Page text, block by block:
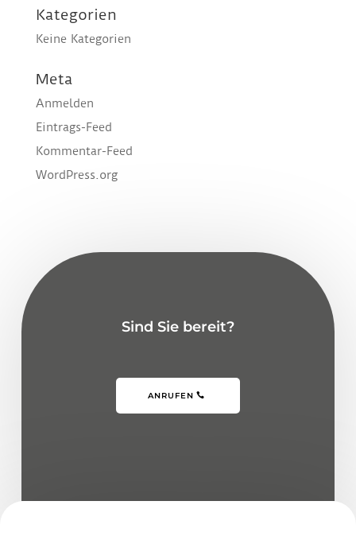
Kategorien
Keine Kategorien
Meta
Anmelden
Eintrags-Feed
Kommentar-Feed
WordPress.org
Sind Sie bereit?
ANRUFEN